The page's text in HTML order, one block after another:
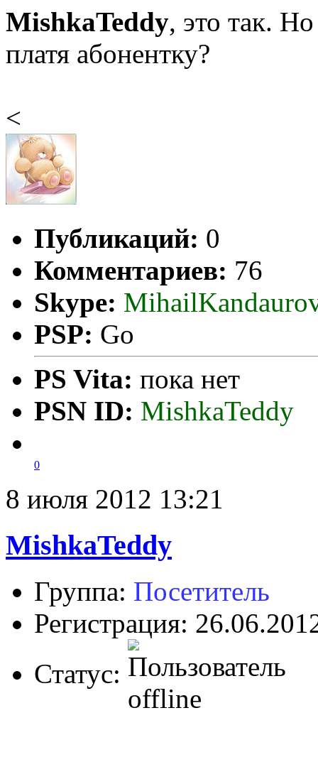
MishkaTeddy, это так.
платя абонентку?
<
Публикаций: 0
Комментариев: 76
Skype:
PSP: Go
PS Vita: пока нет
PSN ID: MishkaTeddy
0
8 июля 2012 13:21
MishkaTeddy
Группа: Посетитель
Регистрация:
Статус: